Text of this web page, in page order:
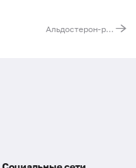
Альдостерон-рениновое соотношение